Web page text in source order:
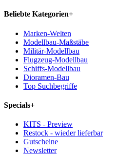
Beliebte Kategorien+
Marken-Welten
Modellbau-Maßstäbe
Militär-Modellbau
Flugzeug-Modellbau
Schiffs-Modellbau
Dioramen-Bau
Top Suchbegriffe
Specials+
KITS - Preview
Restock - wieder lieferbar
Gutscheine
Newsletter